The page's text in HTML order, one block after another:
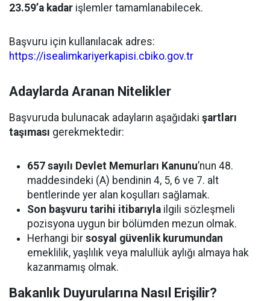
23.59’a kadar işlemler tamamlanabilecek.
Başvuru için kullanılacak adres:
https://isealimkariyerkapisi.cbiko.gov.tr
Adaylarda Aranan Nitelikler
Başvuruda bulunacak adayların aşağıdaki şartları
taşıması gerekmektedir:
657 sayılı Devlet Memurları Kanunu’nun 48.
maddesindeki (A) bendinin 4, 5, 6 ve 7. alt
bentlerinde yer alan koşulları sağlamak.
Son başvuru tarihi itibarıyla ilgili sözleşmeli
pozisyona uygun bir bölümden mezun olmak.
Herhangi bir sosyal güvenlik kurumundan
emeklilik, yaşlılık veya malullük aylığı almaya hak
kazanmamış olmak.
Bakanlık Duyurularına Nasıl Erişilir?